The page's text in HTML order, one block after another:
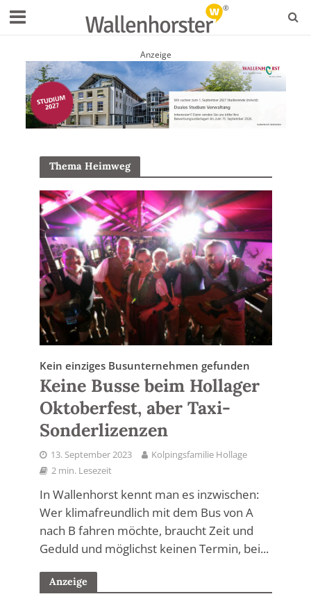
Anzeige
Thema Heimweg
Kein einziges Busunternehmen gefunden
Keine Busse beim Hollager
Oktoberfest, aber Taxi-
Sonderlizenzen
13. September 2023
Kolpingsfamilie Hollage
2 min. Lesezeit
In Wallenhorst kennt man es inzwischen:
Wer klimafreundlich mit dem Bus von A
nach B fahren möchte, braucht Zeit und
Geduld und möglichst keinen Termin, bei...
Anzeige